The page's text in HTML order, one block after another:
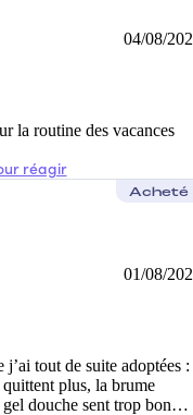
trésors, les cadeaux
04/08/
la routine des vacances
réagir
Acheté
01/08/
tout de suite adoptées :
plus, la brume
gel douche sent trop bon…